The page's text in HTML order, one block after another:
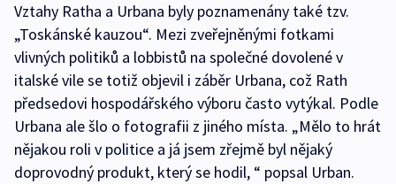
Vztahy Ratha a Urbana byly poznamenány také tzv.
„Toskánské kauzou“. Mezi zveřejněnými fotkami
vlivných politiků a lobbistů na společné dovolené v
italské vile se totiž objevil i záběr Urbana, což Rath
předsedovi hospodářského výboru často vytýkal. Podle
Urbana ale šlo o fotografii z jiného místa. „Mělo to hrát
nějakou roli v politice a já jsem zřejmě byl nějaký
doprovodný produkt, který se hodil, “ popsal Urban.